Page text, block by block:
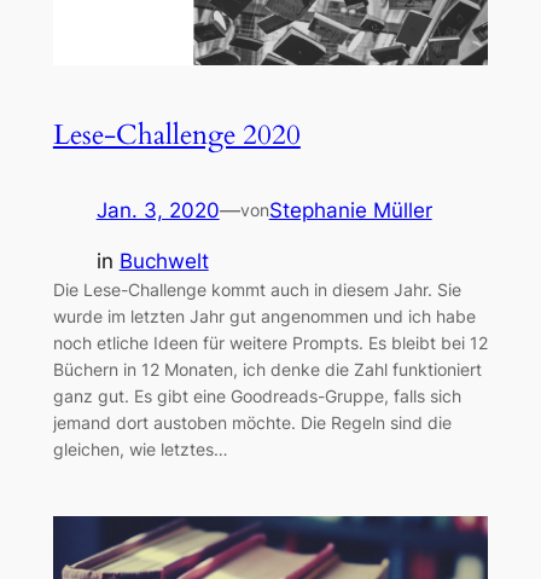
Lese-Challenge 2020
Jan. 3, 2020—vonStephanie Müller
in Buchwelt
Die Lese-Challenge kommt auch in diesem Jahr. Sie
wurde im letzten Jahr gut angenommen und ich habe
noch etliche Ideen für weitere Prompts. Es bleibt bei 12
Büchern in 12 Monaten, ich denke die Zahl funktioniert
ganz gut. Es gibt eine Goodreads-Gruppe, falls sich
jemand dort austoben möchte. Die Regeln sind die
gleichen, wie letztes…